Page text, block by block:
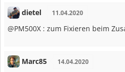
dietel 11.04.2020
@PM500X : zum Fixieren beim
Marc85 14.04.2020